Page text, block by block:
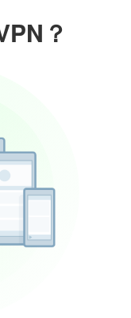
？